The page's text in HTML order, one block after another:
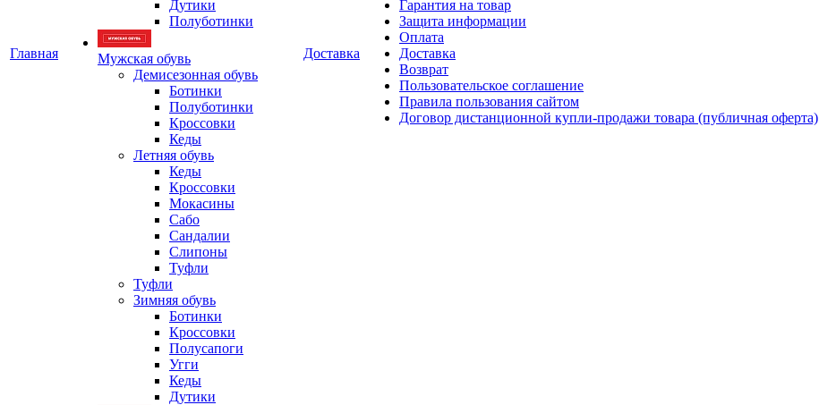
Главная
Дутики
Полуботинки
Мужская обувь
Демисезонная обувь
Ботинки
Полуботинки
Кроссовки
Кеды
Летняя обувь
Кеды
Кроссовки
Мокасины
Сабо
Сандалии
Слипоны
Туфли
Туфли
Зимняя обувь
Ботинки
Кроссовки
Полусапоги
Угги
Кеды
Дутики
Доставка
Гарантия на товар
Защита информации
Оплата
Доставка
Возврат
Пользовательское соглашение
Правила пользования сайтом
Договор дистанционной купли-продажи товара (публичная оферта)